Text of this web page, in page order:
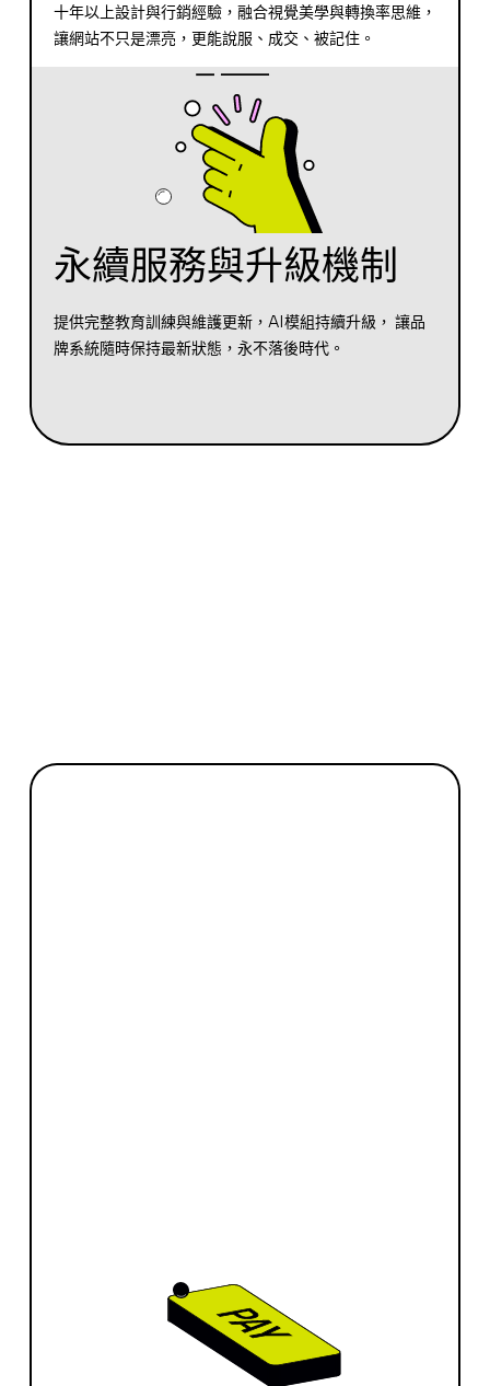
十年以上設計與行銷經驗，融合視覺美學與轉換率思維，
讓網站不只是漂亮，更能說服、成交、被記住。
永續服務與升級機制
提供完整教育訓練與維護更新，AI模組持續升級， 讓品
牌系統隨時保持最新狀態，永不落後時代。